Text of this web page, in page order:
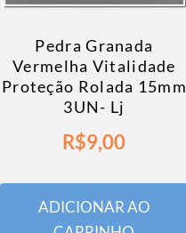
Pedra Granada
Vermelha Vitalidade
Proteção Rolada 15mm
3UN- Lj
R$9,00
ADICIONAR AO